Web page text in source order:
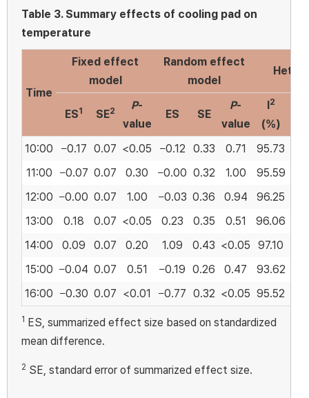
Table 3. Summary effects of cooling pad on
temperature
Time
Fixed effect
model
Random effect
model
ES1 SE2 P-
value
ES SE
P-
value
I2
(%)
10:00 −0.17 0.07 <0.05 −0.12 0.33 0.71 95.73
11:00
−0.07 0.07 0.30 −0.00 0.32 1.00 95.59
12:00 −0.00 0.07 1.00 −0.03 0.36 0.94 96.25
13:00
0.18 0.07 <0.05 0.23 0.35 0.51 96.06
14:00
0.09 0.07 0.20 1.09 0.43 <0.05 97.10
15:00 −0.04 0.07 0.51 −0.19 0.26 0.47 93.62
16:00 −0.30 0.07 <0.01 −0.77 0.32 <0.05 95.52
1 ES, summarized effect size based on standardized
mean difference.
2 SE, standard error of summarized effect size.